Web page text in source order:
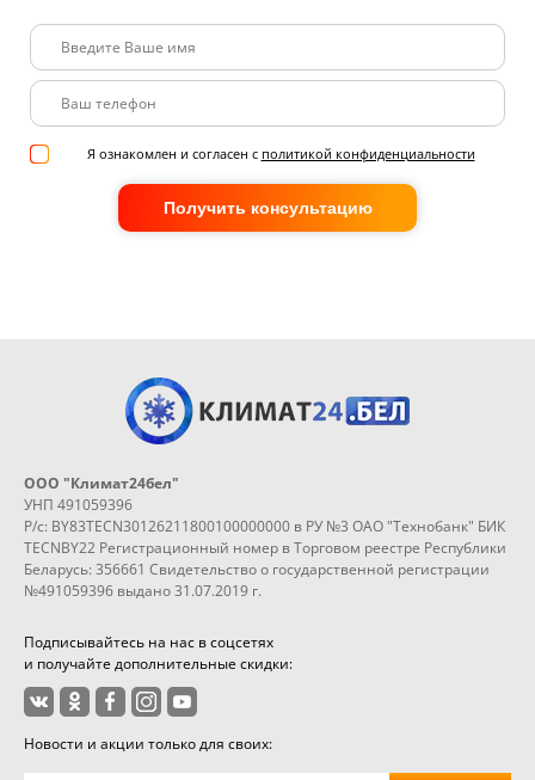
Я ознакомлен и согласен с политикой конфиденциальности
Получить консультацию
ООО "Климат24бел"
УНП 491059396
Р/с: BY83TECN30126211800100000000 в РУ №3 ОАО "Технобанк" БИК
TECNBY22 Регистрационный номер в Торговом реестре Республики
Беларусь: 356661 Свидетельство о государственной регистрации
№491059396 выдано 31.07.2019 г.
Подписывайтесь на нас в соцсетях
и получайте дополнительные скидки:
Новости и акции только для своих: